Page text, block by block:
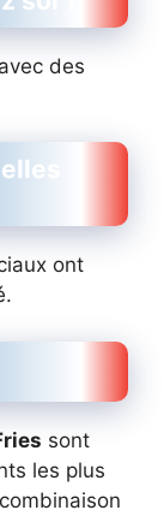
des
ont
sont
les plus